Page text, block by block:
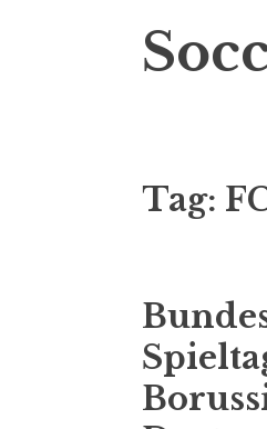
Tag: